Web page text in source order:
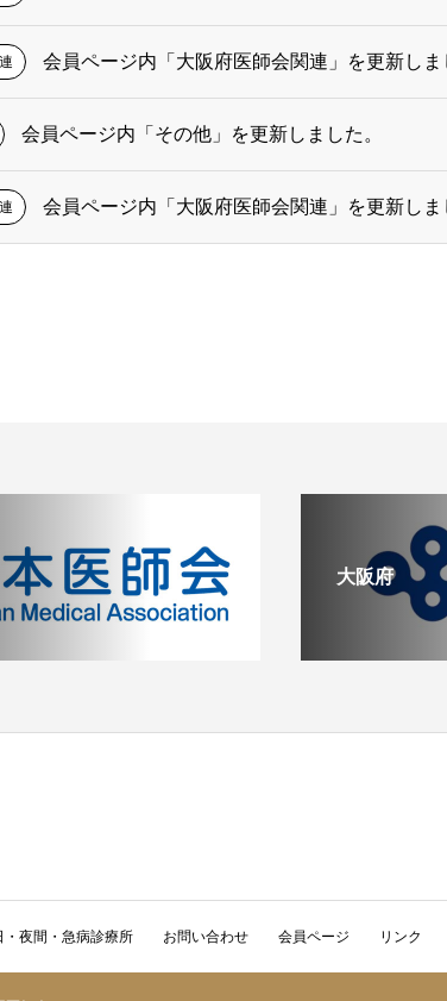
会員ページ内「大阪府医師会関連」を更新しま
会員ページ内「その他」を更新しました。
会員ページ内「大阪府医師会関連」を更新しま
大阪府
・夜間・急病診療所 お問い合わせ 会員ページ リンク